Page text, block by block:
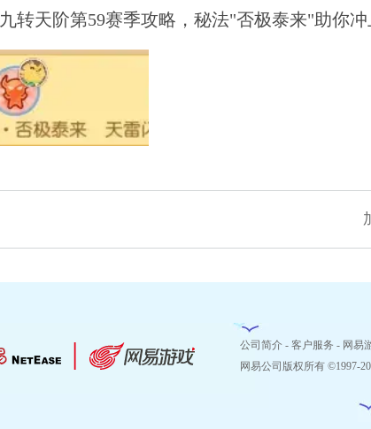
九转天阶第59赛季攻略，秘法"否极泰来"助你冲
公司简介 - 客户服务 - 网易
网易公司版权所有 ©1997-